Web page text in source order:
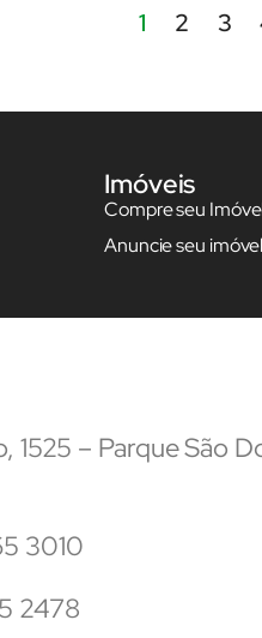
1 2 3
Imóveis
Compre seu
Anuncie seu imóvel
1525 – Parque São
3010
2478